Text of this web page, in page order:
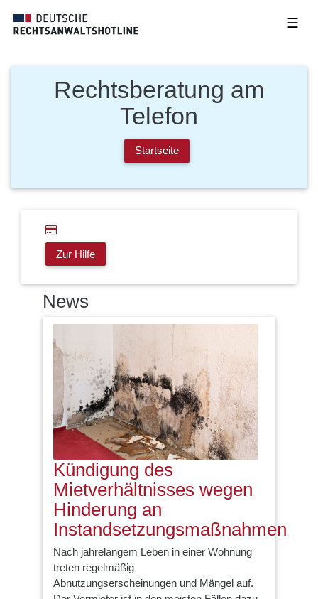
☰
Rechtsberatung am
Telefon
Startseite
Zur Hilfe
News
Kündigung des
Mietverhältnisses wegen
Hinderung an
Instandsetzungsmaßnahmen
Nach jahrelangem Leben in einer Wohnung
treten regelmäßig
Abnutzungserscheinungen und Mängel auf.